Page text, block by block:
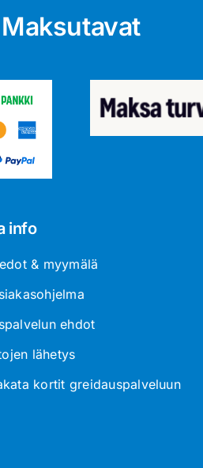
Maksutavat
info
& myymälä
ehdot
lähetys
kortit greidauspalveluun